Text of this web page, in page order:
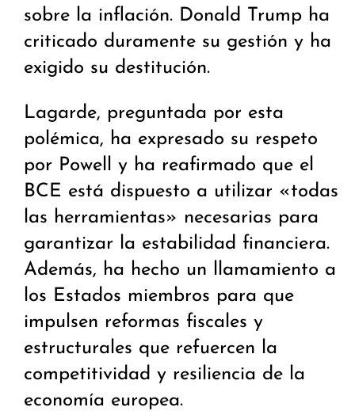
sobre la inflación. Donald Trump ha
criticado duramente su gestión y ha
exigido su destitución.
Lagarde, preguntada por esta
polémica, ha expresado su respeto
por Powell y ha reafirmado que el
BCE está dispuesto a utilizar «todas
las herramientas» necesarias para
garantizar la estabilidad financiera.
Además, ha hecho un llamamiento a
los Estados miembros para que
impulsen reformas fiscales y
estructurales que refuercen la
competitividad y resiliencia de la
economía europea.